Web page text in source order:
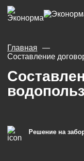
Главная
Составление
Решение на